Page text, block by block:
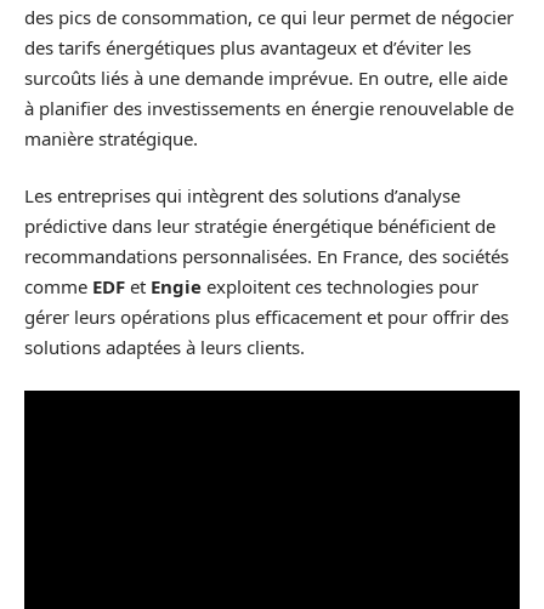
des pics de consommation, ce qui leur permet de négocier
des tarifs énergétiques plus avantageux et d’éviter les
surcoûts liés à une demande imprévue. En outre, elle aide
à planifier des investissements en énergie renouvelable de
manière stratégique.
Les entreprises qui intègrent des solutions d’analyse
prédictive dans leur stratégie énergétique bénéficient de
recommandations personnalisées. En France, des sociétés
comme EDF et Engie exploitent ces technologies pour
gérer leurs opérations plus efficacement et pour offrir des
solutions adaptées à leurs clients.